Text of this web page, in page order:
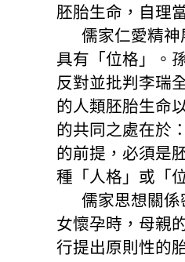
胚胎生命，自理
儒家仁愛精
具有「位格」。
反對並批判李瑞
的人類胚胎生命
的共同之處在於
的前提，必須是
種「人格」或「
儒家思想關
女懷孕時，母親
行提出原則性的